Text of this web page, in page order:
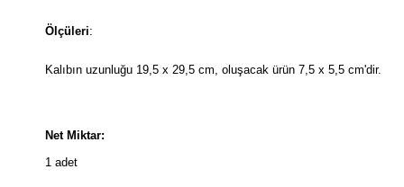
Ölçüleri:
Kalıbın uzunluğu 19,5 x 29,5 cm, oluşacak ürün 7,5 x 5,5 cm'dir.
Net Miktar:
1 adet